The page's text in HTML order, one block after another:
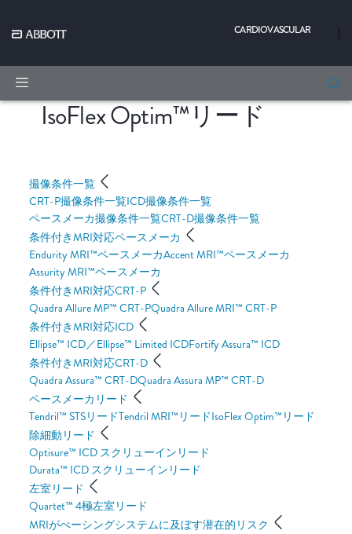
CARDIOVASCULAR |
IsoFlex Optim™リード
撮像条件一覧
CRT-P撮像条件一覧ICD撮像条件一覧
ペースメーカ撮像条件一覧CRT-D撮像条件一覧
条件付きMRI対応ペースメーカ
Endurity MRI™ペースメーカAccent MRI™ペースメーカ
Assurity MRI™ペースメーカ
条件付きMRI対応CRT-P
Quadra Allure MP™ CRT-PQuadra Allure MRI™ CRT-P
条件付きMRI対応ICD
Ellipse™ ICD／Ellipse™ Limited ICDFortify Assura™ ICD
条件付きMRI対応CRT-D
Quadra Assura™ CRT-DQuadra Assura MP™ CRT-D
ペースメーカリード
Tendril™ STSリードTendril MRI™リードIsoFlex Optim™リード
除細動リード
Optisure™ ICD スクリューインリード
Durata™ ICD スクリューインリード
左室リード
Quartet™ 4極左室リード
MRIがぺーシングシステムに及ぼす潜在的リスク